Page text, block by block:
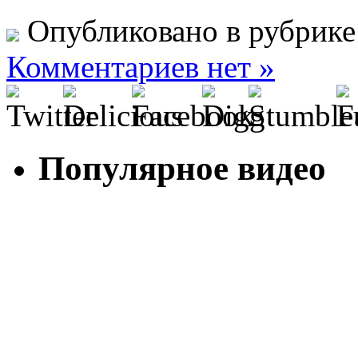
Опубликовано в
Комментариев нет »
Популярное видео